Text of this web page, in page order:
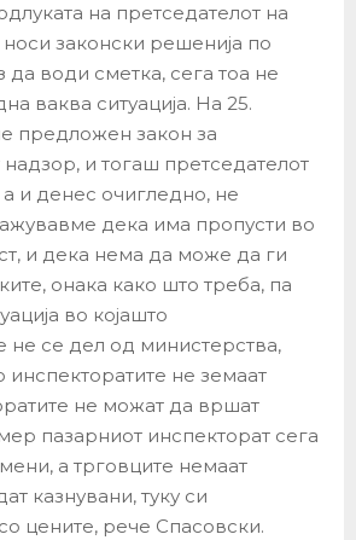
на претседателот на
законски решенија по
да води сметка, сега тоа не
ваква ситуација. На 25.
предложен закон за
и тогаш претседателот
и денес очигледно, не
дека има пропусти во
и дека нема да може да ги
онака како што треба, па
во којашто
не се дел од министерства,
инспекторатите не земаат
не можат да вршат
пазарниот инспекторат сега
а трговците немаат
казнувани, туку си
цените, рече Спасовски.